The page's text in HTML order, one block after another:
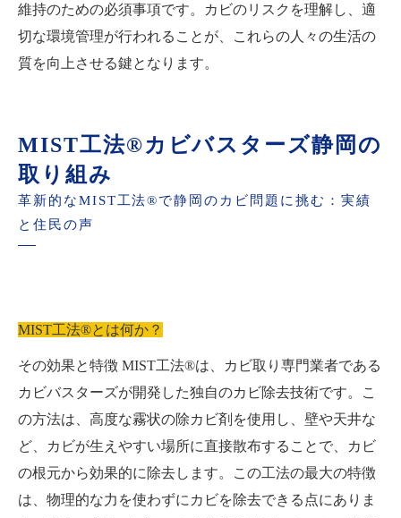
維持のための必須事項です。カビのリスクを理解し、適
切な環境管理が行われることが、これらの人々の生活の
質を向上させる鍵となります。
MIST工法®カビバスターズ静岡の
取り組み
革新的なMIST工法®で静岡のカビ問題に挑む：実績
と住民の声
MIST工法®とは何か？
その効果と特徴 MIST工法®は、カビ取り専門業者である
カビバスターズが開発した独自のカビ除去技術です。こ
の方法は、高度な霧状の除カビ剤を使用し、壁や天井な
ど、カビが生えやすい場所に直接散布することで、カビ
の根元から効果的に除去します。この工法の最大の特徴
は、物理的な力を使わずにカビを除去できる点にありま